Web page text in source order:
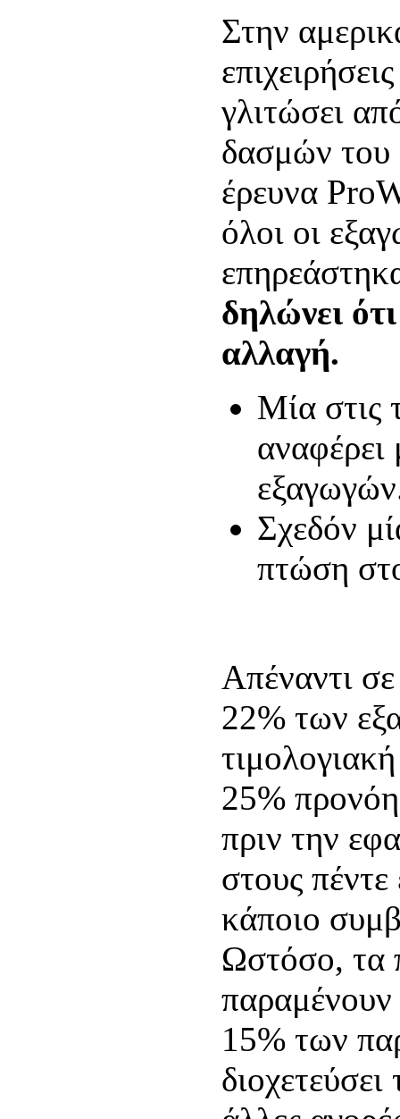
Στην
γλιτώσει
δασμών
έρευνα
όλοι οι
δηλώνει
αλλαγή.
Μία στις
αναφέρει
Σχεδόν
πτώση
Απέναντι
22% των
25%
πριν την
στους πέντε
κάποιο
Ωστόσο, τα
παραμένουν
15% των